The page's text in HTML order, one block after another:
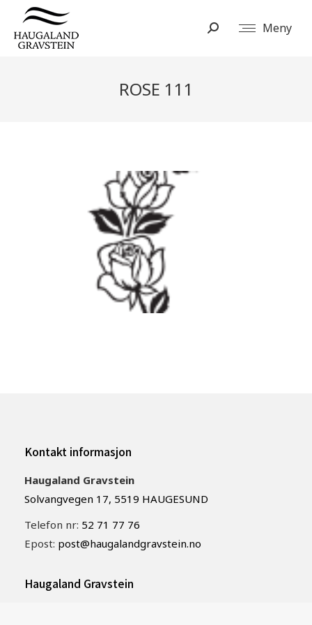
Meny
Search:
ROSE 111
Kontakt informasjon
Haugaland Gravstein
Solvangvegen 17, 5519 HAUGESUND
Telefon nr: 52 71 77 76
Epost: post@haugalandgravstein.no
Haugaland Gravstein